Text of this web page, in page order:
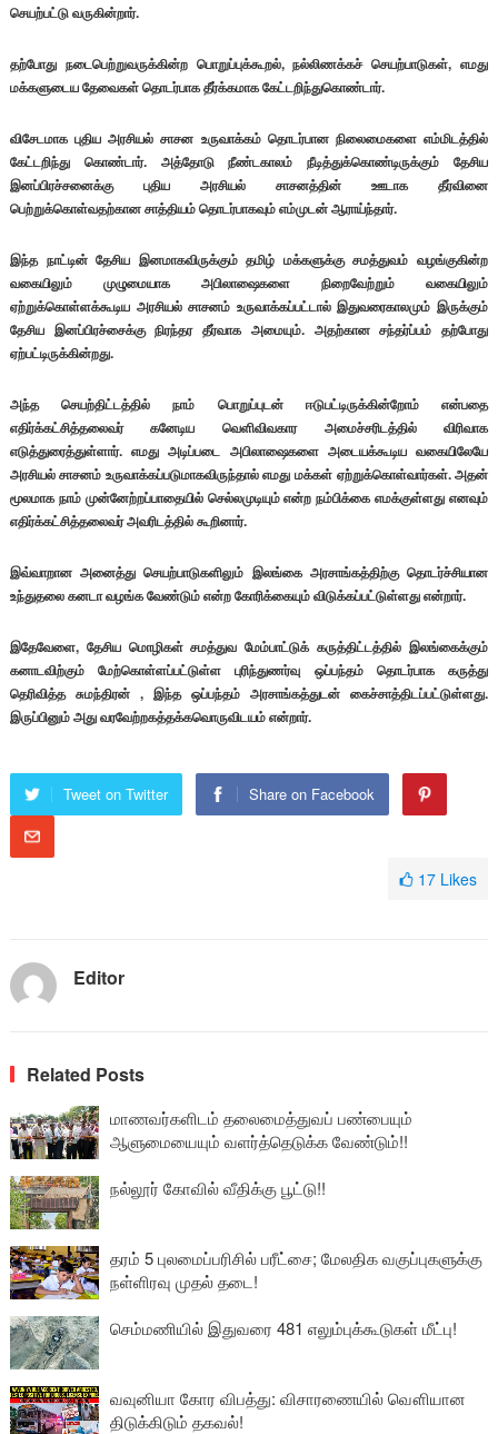
செயற்பட்டு வருகின்றார்.
தற்போது நடைபெற்றுவருக்கின்ற பொறுப்புக்கூறல், நல்லிணக்கச் செயற்பாடுகள், எமது
மக்களுடைய தேவைகள் தொடர்பாக தீர்க்கமாக கேட்டறிந்துகொண்டார்.
விசேடமாக புதிய அரசியல் சாசன உருவாக்கம் தொடர்பான நிலைமைகளை எம்மிடத்தில்
கேட்டறிந்து கொண்டார். அத்தோடு நீண்டகாலம் நீடித்துக்கொண்டிருக்கும் தேசிய
இனப்பிரச்சனைக்கு புதிய அரசியல் சாசனத்தின் ஊடாக தீர்வினை
பெற்றுக்கொள்வதற்கான சாத்தியம் தொடர்பாகவும் எம்முடன் ஆராய்ந்தார்.
இந்த நாட்டின் தேசிய இனமாகவிருக்கும் தமிழ் மக்களுக்கு சமத்துவம் வழங்குகின்ற
வகையிலும் முழுமையாக அபிலாஷைகளை நிறைவேற்றும் வகையிலும்
ஏற்றுக்கொள்ளக்கூடிய அரசியல் சாசனம் உருவாக்கப்பட்டால் இதுவரைகாலமும் இருக்கும்
தேசிய இனப்பிரச்சைக்கு நிரந்தர தீர்வாக அமையும். அதற்கான சந்தர்ப்பம் தற்போது
ஏற்பட்டிருக்கின்றது.
அந்த செயற்திட்டத்தில் நாம் பொறுப்புடன் ஈடுபட்டிருக்கின்றோம் என்பதை
எதிர்க்கட்சித்தலைவர் கனேடிய வெளிவிவகார அமைச்சரிடத்தில் விரிவாக
எடுத்துரைத்துள்ளார். எமது அடிப்படை அபிலாஷைகளை அடையக்கூடிய வகையிலேயே
அரசியல் சாசனம் உருவாக்கப்படுமாகவிருந்தால் எமது மக்கள் ஏற்றுக்கொள்வார்கள். அதன்
மூலமாக நாம் முன்னேற்றப்பாதையில் செல்லமுடியும் என்ற நம்பிக்கை எமக்குள்ளது எனவும்
எதிர்க்கட்சித்தலைவர் அவரிடத்தில் கூறினார்.
இவ்வாறான அனைத்து செயற்பாடுகளிலும் இலங்கை அரசாங்கத்திற்கு தொடர்ச்சியான
உந்துதலை கனடா வழங்க வேண்டும் என்ற கோரிக்கையும் விடுக்கப்பட்டுள்ளது என்றார்.
இதேவேளை, தேசிய மொழிகள் சமத்துவ மேம்பாட்டுக் கருத்திட்டத்தில் இலங்கைக்கும்
கனாடவிற்கும் மேற்கொள்ளப்பட்டுள்ள புரிந்துணர்வு ஒப்பந்தம் தொடர்பாக கருத்து
தெரிவித்த சுமந்திரன் , இந்த ஒப்பந்தம் அரசாங்கத்துடன் கைச்சாத்திடப்பட்டுள்ளது.
இருப்பினும் அது வரவேற்றகத்தக்கவொருவிடயம் என்றார்.
Tweet on Twitter Share on Facebook
17 Likes
Editor
Related Posts
மாணவர்களிடம் தலைமைத்துவப் பண்பையும்
ஆளுமையையும் வளர்த்தெடுக்க வேண்டும்!!
நல்லூர் கோவில் வீதிக்கு பூட்டு!!
தரம் 5 புலமைப்பரிசில் பரீட்சை; மேலதிக வகுப்புகளுக்கு
நள்ளிரவு முதல் தடை!
செம்மணியில் இதுவரை 481 எலும்புக்கூடுகள் மீட்பு!
வவுனியா கோர விபத்து: விசாரணையில் வௌியான
திடுக்கிடும் தகவல்!